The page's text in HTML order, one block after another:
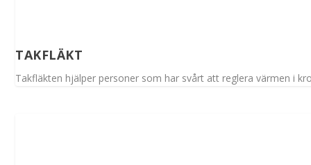
TAKFLÄKT
Takfläkten hjälper personer som har svårt att reglera värmen i